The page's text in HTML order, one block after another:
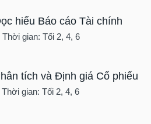
hiểu Báo cáo Tài chính
gian: Tối 2, 4, 6
tích và Định giá Cổ phiếu
gian: Tối 2, 4, 6